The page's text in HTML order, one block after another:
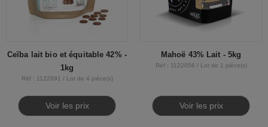
Ceïba lait bio et équitable 42% -
1kg
Réf : 1122691 / Lot de 4 pièce(s)
Voir les prix
Mahoë 43% Lait - 5kg
Réf : 1122056 / Lot de 1 pièce(s)
Voir les prix